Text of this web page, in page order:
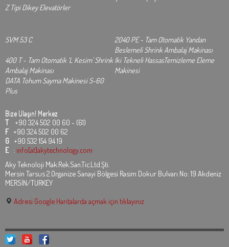
Z Tipi Dikey Elevatörler
SVM 53 C
2040 PE - Tam Otomatik Yandan
Beslemeli Shrink Ambalaj Makinası
400 T - Tam Otomatik ‘L Kesim’ Shrink
Ambalaj Makinası
Iki Tekneli HassasTemizleme Eleme
Makinesi
DATA Tohum Sayma Makinesi S-60
Plus
Bize Ulaşın! Merkez
T +90 324 502 00 60 - (61)
F +90 324 502 00 62
G +90 532 154 94 19
E : info[at]akytechnology.com
Aky Teknoloji Mak.Rek.San.Tic.Ltd.Şti.
Mersin Tarsus 2.Organize Sanayi Bölgesi Rasim Dokur Bulvarı No: 19 Akdeniz
MERSİN/TURKEY
Adresi Google Haritalarda açmak için tıklayınız